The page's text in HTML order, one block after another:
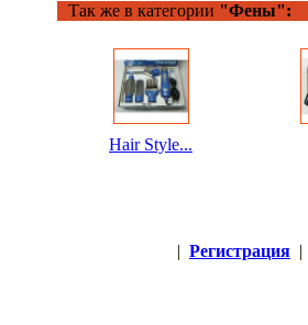
Так же в категории "Фены":
Hair Style...
| Регистрация |